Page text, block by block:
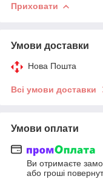
Приховати
Умови доставки
Нова Пошта
Всі умови доставки
Умови оплати
Ви отримаєте
або гроші